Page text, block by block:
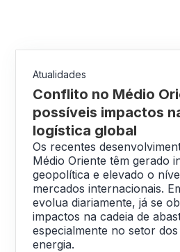
Atualidades
Conflito no Médio
possíveis impactos
logística global
Os recentes
Médio Oriente têm gerado
geopolítica e elevado o
mercados internacionais.
evolua diariamente, já se
impactos na cadeia de
especialmente no setor
energia.